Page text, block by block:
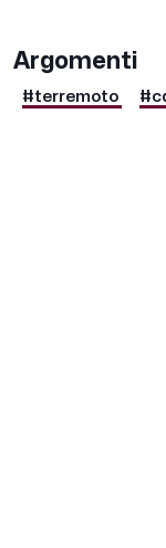
Argomenti
#terremoto